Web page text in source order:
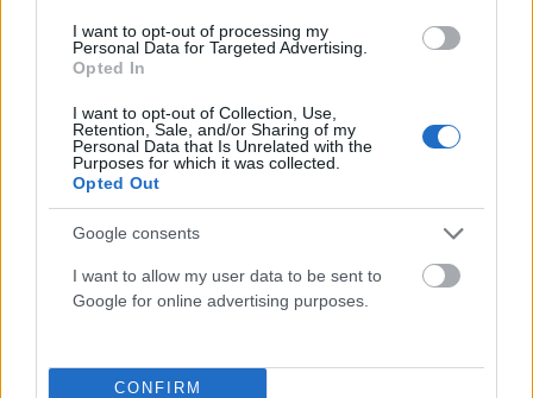
I want to opt-out of processing my
Personal Data for Targeted Advertising.
Opted In
I want to opt-out of Collection, Use,
Retention, Sale, and/or Sharing of my
Personal Data that Is Unrelated with the
Purposes for which it was collected.
Opted Out
Google consents
I want to allow my user data to be sent to
Google for online advertising purposes.
CONFIRM
ΑΥΤΟΔΙΟΊΚΗΣΗ
43 σχολικές αυλές του Δήμου Αθηναίων γίνονται πιο
πράσινες και πιο δροσερές (photos)
ΑΝΑΡΤΗΘΗΚΕ ΑΠΟ ΓΙΆΝΝΗΣ ΚΟΝΤΟΓΕΏΡΓΟΣ 5 ΑΥΓΟΎΣΤΟΥ 2026